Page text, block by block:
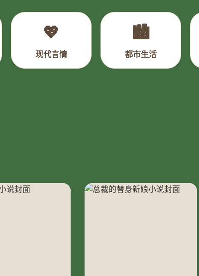
💖
现代言情
🏙️
都市生活